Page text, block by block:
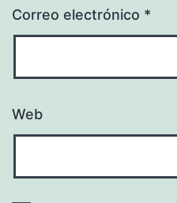
Correo electrónico *
Web